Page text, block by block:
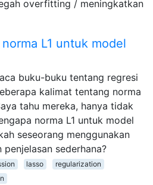
overfitting / meningkatkan
L1 untuk model
buku-buku tentang regresi
kalimat tentang norma
tahu mereka, hanya tidak
norma L1 untuk model
seseorang menggunakan
penjelasan sederhana?
lasso
regularization